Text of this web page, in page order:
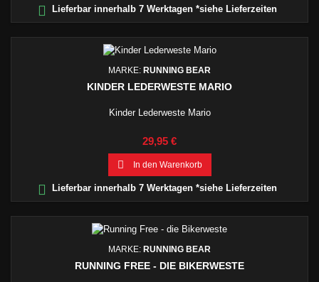
 Lieferbar innerhalb 7 Werktagen *siehe Lieferzeiten
MARKE: RUNNING BEAR
KINDER LEDERWESTE MARIO
Kinder Lederweste Mario
Preis
29,95 €
 In den Warenkorb
 Lieferbar innerhalb 7 Werktagen *siehe Lieferzeiten
MARKE: RUNNING BEAR
RUNNING FREE - DIE BIKERWESTE